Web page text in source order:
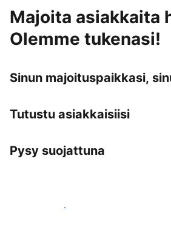
Majoita asiakkaita
Olemme tukenasi!
Sinun majoituspaikkasi,
Tutustu asiakkaisiisi
Pysy suojattuna
Ryhdy majoittajaksi